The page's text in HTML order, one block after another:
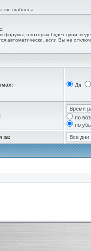
шаблона.
в которых будет
автоматически, если Вы не
Да
по
по
за: